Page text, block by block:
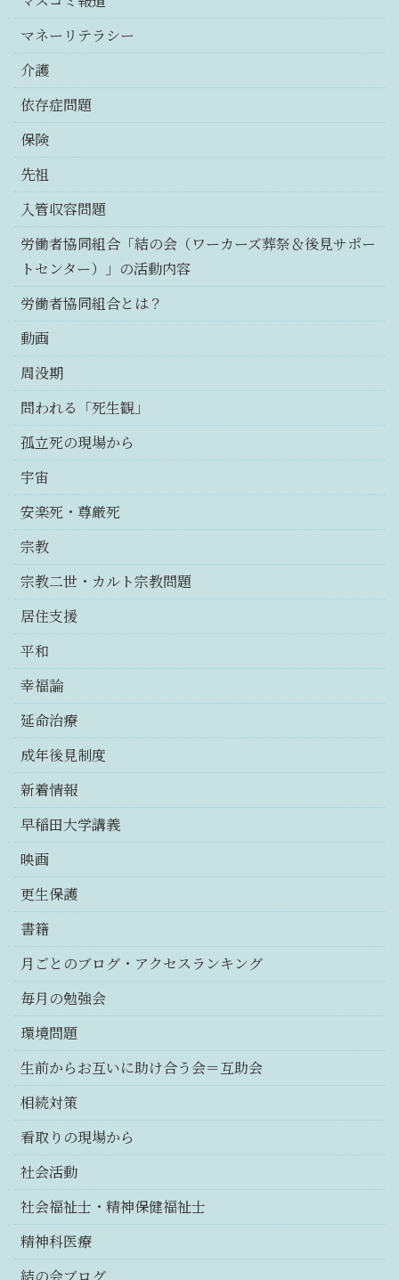
マネーリテラシー
介護
依存症問題
保険
先祖
入管収容問題
労働者協同組合「結の会（ワーカーズ葬祭＆後見サポー
トセンター）」の活動内容
労働者協同組合とは？
動画
周没期
問われる「死生観」
孤立死の現場から
宇宙
安楽死・尊厳死
宗教
宗教二世・カルト宗教問題
居住支援
平和
幸福論
延命治療
成年後見制度
新着情報
早稲田大学講義
映画
更生保護
書籍
月ごとのブログ・アクセスランキング
毎月の勉強会
環境問題
生前からお互いに助け合う会＝互助会
相続対策
看取りの現場から
社会活動
社会福祉士・精神保健福祉士
精神科医療
結の会ブログ